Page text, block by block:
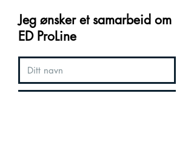
Jeg ønsker et samarbeid om
ED ProLine